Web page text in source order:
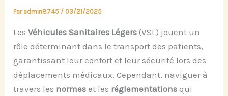
Par admin8745 / 03/21/2025
LesVéhicules Sanitaires Légers (VSL) jouent un
rôle déterminant dans le transport des patients,
garantissant leur confort et leur sécurité lors des
déplacements médicaux. Cependant, naviguer à
travers les normes et les réglementations qui